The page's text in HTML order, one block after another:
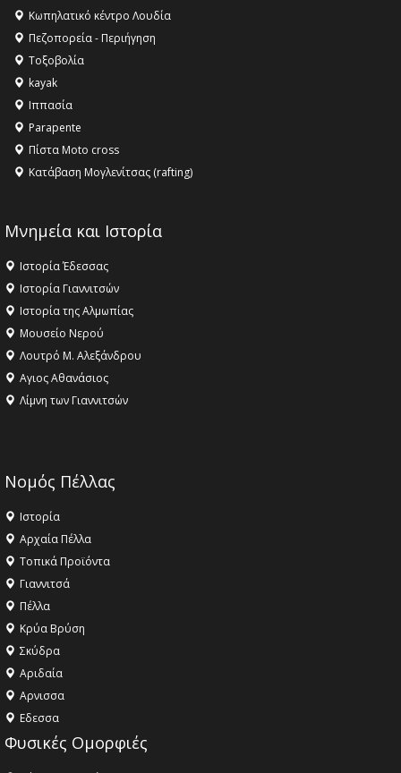
Κληρονομιάς της UNESCO – Ομόφωνη η απόφαση Ο
Όλυμπος αναγνωρίστηκε ως φυσικό και πολιτιστικό
αγαθό εξέχουσας οικουμενικής αξίας για την
ανθρωπότητα
16:18 -
ΣΤΗΝ ΕΔΕΣΣΑ
Κωπηλατικό κέντρο Λουδία
Πεζοπορεία - Περιήγηση
Τοξοβολία
kayak
Ιππασία
Parapente
Πίστα Moto cross
Κατάβαση Μογλενίτσας (rafting)
Μνημεία και Ιστορία
Ιστορία Έδεσσας
Ιστορία Γιαννιτσών
Ιστορία της Αλμωπίας
Μουσείο Νερού
Λουτρό Μ. Αλεξάνδρου
Αγιος Αθανάσιος
Λίμνη των Γιαννιτσών
Νομός Πέλλας
Ιστορία
Αρχαία Πέλλα
Τοπικά Προϊόντα
Γιαννιτσά
Πέλλα
Κρύα Βρύση
Σκύδρα
Αριδαία
Aρνισσα
Eδεσσα
Φυσικές Ομορφιές